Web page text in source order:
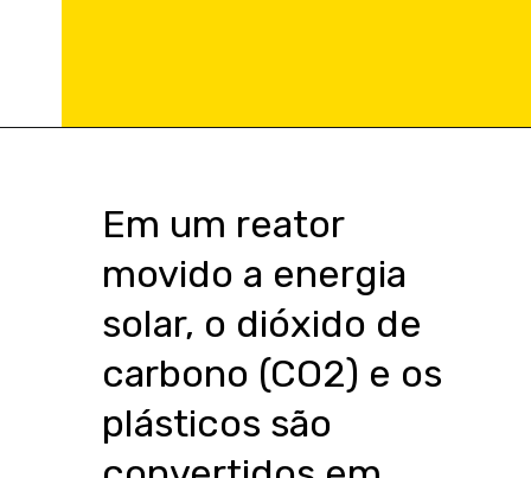
Em um reator
movido a energia
solar, o dióxido de
carbono (CO2) e os
plásticos são